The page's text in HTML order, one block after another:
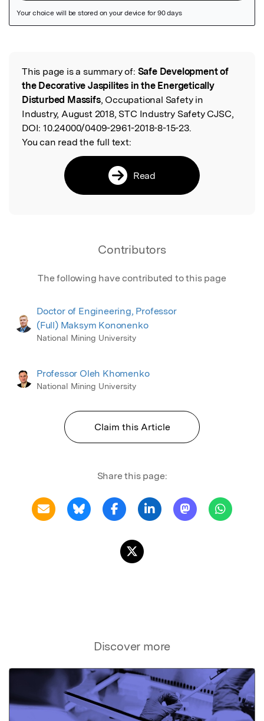
Read the Original
This page is a summary of: Safe Development of
the Decorative Jaspilites in the Energetically
Disturbed Massifs, Occupational Safety in
Industry, August 2018, STC Industry Safety CJSC,
DOI: 10.24000/0409-2961-2018-8-15-23.
You can read the full text:
Read
Contributors
The following have contributed to this page
Doctor of Engineering, Professor
(Full) Maksym Kononenko
National Mining University
Professor Oleh Khomenko
National Mining University
Claim this Article
Share this page:
Discover more